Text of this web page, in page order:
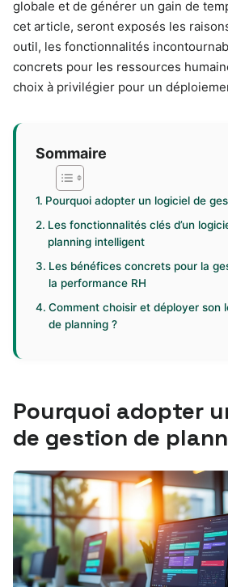
globale et de générer un gain de
cet article, seront exposés les
outil, les fonctionnalités
concrets pour les ressources
choix à privilégier pour un
Sommaire
Pourquoi adopter un logiciel de
Les fonctionnalités clés d’un
planning intelligent
Les bénéfices concrets pour la
la performance RH
Comment choisir et déployer son
de planning ?
Pourquoi adopter
de gestion de